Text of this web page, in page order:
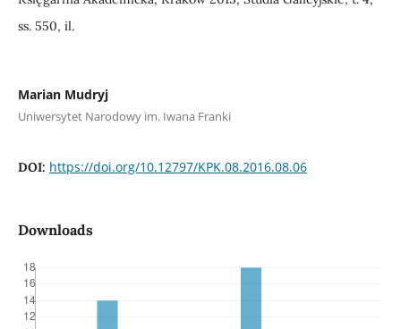
ss. 550, il.
Marian Mudryj
Uniwersytet Narodowy im. Iwana Franki
DOI: https://doi.org/10.12797/KPK.08.2016.08.06
Downloads